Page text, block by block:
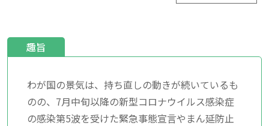
趣旨
わが国の景気は、持ち直しの動きが続いているも
のの、7月中旬以降の新型コロナウイルス感染症
の感染第5波を受けた緊急事態宣言やまん延防止